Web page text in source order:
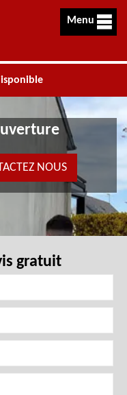
Menu
NOUS
gratuit